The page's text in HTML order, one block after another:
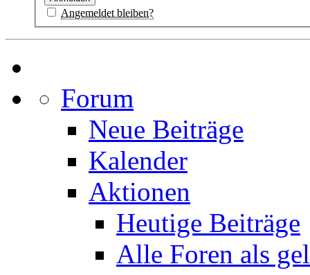
Angemeldet bleiben?
Forum
Neue Beiträge
Kalender
Aktionen
Heutige Beiträge
Alle Foren als